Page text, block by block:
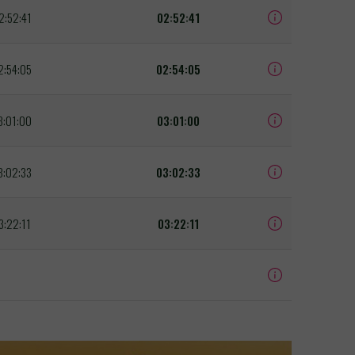
02:52:41
02:54:05
03:01:00
03:02:33
03:22:11